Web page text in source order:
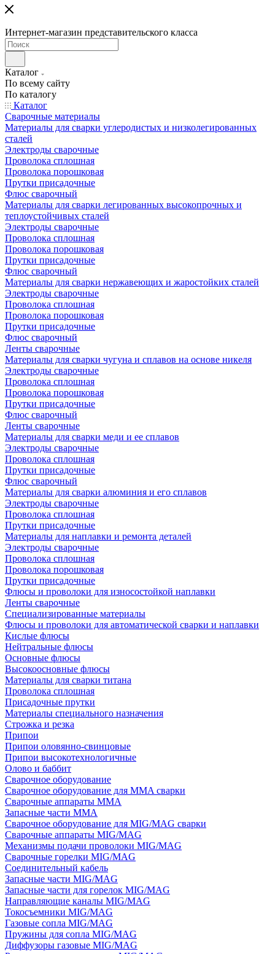
Интернет-магазин представительского класса
Каталог
По всему сайту
По каталогу
Каталог
Сварочные материалы
Материалы для сварки углеродистых и низколегированных
сталей
Электроды сварочные
Проволока сплошная
Проволока порошковая
Прутки присадочные
Флюс сварочный
Материалы для сварки легированных высокопрочных и
теплоустойчивых сталей
Электроды сварочные
Проволока сплошная
Проволока порошковая
Прутки присадочные
Флюс сварочный
Материалы для сварки нержавеющих и жаростойких сталей
Электроды сварочные
Проволока сплошная
Проволока порошковая
Прутки присадочные
Флюс сварочный
Ленты сварочные
Материалы для сварки чугуна и сплавов на основе никеля
Электроды сварочные
Проволока сплошная
Проволока порошковая
Прутки присадочные
Флюс сварочный
Ленты сварочные
Материалы для сварки меди и ее сплавов
Электроды сварочные
Проволока сплошная
Прутки присадочные
Флюс сварочный
Материалы для сварки алюминия и его сплавов
Электроды сварочные
Проволока сплошная
Прутки присадочные
Материалы для наплавки и ремонта деталей
Электроды сварочные
Проволока сплошная
Проволока порошковая
Прутки присадочные
Флюсы и проволоки для износостойкой наплавки
Ленты сварочные
Специализированные материалы
Флюсы и проволоки для автоматической сварки и наплавки
Кислые флюсы
Нейтральные флюсы
Основные флюсы
Высокоосновные флюсы
Материалы для сварки титана
Проволока сплошная
Присадочные прутки
Материалы специального назначения
Строжка и резка
Припои
Припои оловянно-свинцовые
Припои высокотехнологичные
Олово и баббит
Сварочное оборудование
Сварочное оборудование для MMA сварки
Сварочные аппараты MMA
Запасные части MMA
Сварочное оборудование для MIG/MAG сварки
Сварочные аппараты MIG/MAG
Механизмы подачи проволоки MIG/MAG
Сварочные горелки MIG/MAG
Соединительный кабель
Запасные части MIG/MAG
Запасные части для горелок MIG/MAG
Направляющие каналы MIG/MAG
Токосъемники MIG/MAG
Газовые сопла MIG/MAG
Пружины для сопла MIG/MAG
Диффузоры газовые MIG/MAG